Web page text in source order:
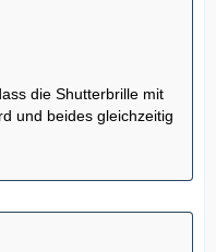
die Shutterbrille mit
und beides gleichzeitig